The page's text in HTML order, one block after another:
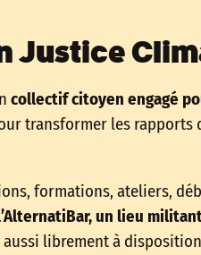
Justice
collectif citoyen engagé
transformer les rapports
formations, ateliers,
un lieu
aussi librement à